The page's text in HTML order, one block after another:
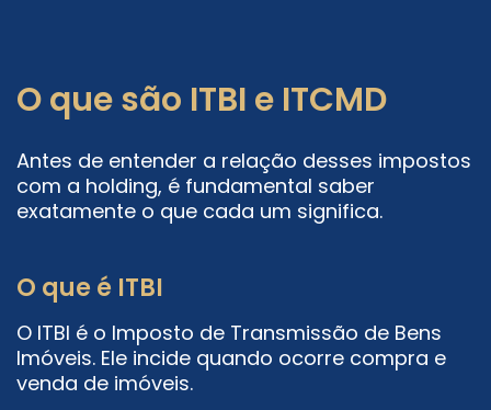
O que são ITBI e ITCMD
Antes de entender a relação desses impostos
com a holding, é fundamental saber
exatamente o que cada um significa.
O que é ITBI
O ITBI é o Imposto de Transmissão de Bens
Imóveis. Ele incide quando ocorre compra e
venda de imóveis.